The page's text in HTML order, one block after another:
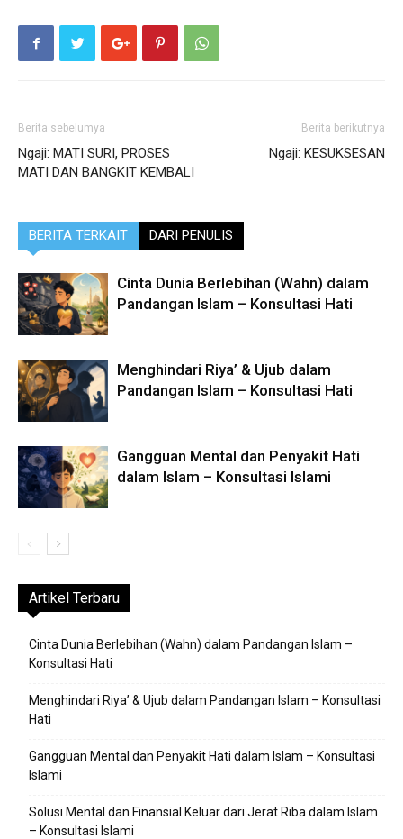
Berita sebelumya
Ngaji: MATI SURI, PROSES
MATI DAN BANGKIT KEMBALI
Berita berikutnya
Ngaji: KESUKSESAN
BERITA TERKAIT DARI PENULIS
Cinta Dunia Berlebihan (Wahn) dalam
Pandangan Islam – Konsultasi Hati
Menghindari Riya’ & Ujub dalam
Pandangan Islam – Konsultasi Hati
Gangguan Mental dan Penyakit Hati
dalam Islam – Konsultasi Islami
Artikel Terbaru
Cinta Dunia Berlebihan (Wahn) dalam Pandangan Islam –
Konsultasi Hati
Menghindari Riya’ & Ujub dalam Pandangan Islam – Konsultasi
Hati
Gangguan Mental dan Penyakit Hati dalam Islam – Konsultasi
Islami
Solusi Mental dan Finansial Keluar dari Jerat Riba dalam Islam
– Konsultasi Islami